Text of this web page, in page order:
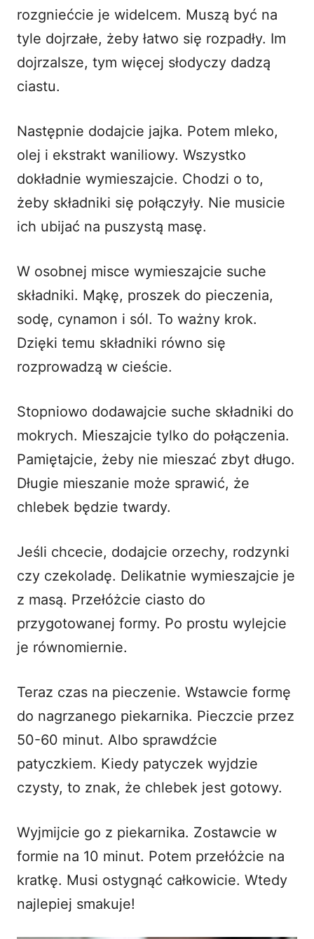
rozgniećcie je widelcem. Muszą być na
tyle dojrzałe, żeby łatwo się rozpadły. Im
dojrzalsze, tym więcej słodyczy dadzą
ciastu.
Następnie dodajcie jajka. Potem mleko,
olej i ekstrakt waniliowy. Wszystko
dokładnie wymieszajcie. Chodzi o to,
żeby składniki się połączyły. Nie musicie
ich ubijać na puszystą masę.
W osobnej misce wymieszajcie suche
składniki. Mąkę, proszek do pieczenia,
sodę, cynamon i sól. To ważny krok.
Dzięki temu składniki równo się
rozprowadzą w cieście.
Stopniowo dodawajcie suche składniki do
mokrych. Mieszajcie tylko do połączenia.
Pamiętajcie, żeby nie mieszać zbyt długo.
Długie mieszanie może sprawić, że
chlebek będzie twardy.
Jeśli chcecie, dodajcie orzechy, rodzynki
czy czekoladę. Delikatnie wymieszajcie je
z masą. Przełóżcie ciasto do
przygotowanej formy. Po prostu wylejcie
je równomiernie.
Teraz czas na pieczenie. Wstawcie formę
do nagrzanego piekarnika. Pieczcie przez
50-60 minut. Albo sprawdźcie
patyczkiem. Kiedy patyczek wyjdzie
czysty, to znak, że chlebek jest gotowy.
Wyjmijcie go z piekarnika. Zostawcie w
formie na 10 minut. Potem przełóżcie na
kratkę. Musi ostygnąć całkowicie. Wtedy
najlepiej smakuje!